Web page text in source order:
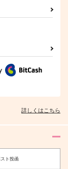
詳しくはこちら
ト投函